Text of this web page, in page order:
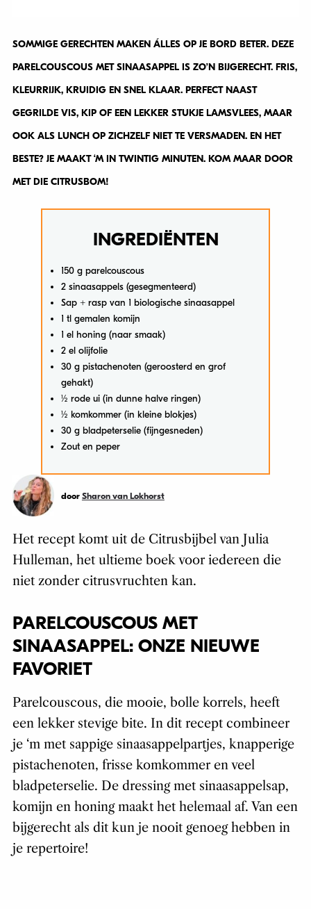
SOMMIGE GERECHTEN MAKEN ÁLLES OP JE BORD BETER. DEZE
PARELCOUSCOUS MET SINAASAPPEL IS ZO’N BIJGERECHT. FRIS,
KLEURRIJK, KRUIDIG EN SNEL KLAAR. PERFECT NAAST
GEGRILDE VIS, KIP OF EEN LEKKER STUKJE LAMSVLEES, MAAR
OOK ALS LUNCH OP ZICHZELF NIET TE VERSMADEN. EN HET
BESTE? JE MAAKT ‘M IN TWINTIG MINUTEN. KOM MAAR DOOR
MET DIE CITRUSBOM!
INGREDIËNTEN
150 g parelcouscous
2 sinaasappels (gesegmenteerd)
Sap + rasp van 1 biologische sinaasappel
1 tl gemalen komijn
1 el honing (naar smaak)
2 el olijfolie
30 g pistachenoten (geroosterd en grof
gehakt)
½ rode ui (in dunne halve ringen)
½ komkommer (in kleine blokjes)
30 g bladpeterselie (fijngesneden)
Zout en peper
door Sharon van Lokhorst
Het recept komt uit de Citrusbijbel van Julia
Hulleman, het ultieme boek voor iedereen die
niet zonder citrusvruchten kan.
PARELCOUSCOUS MET
SINAASAPPEL: ONZE NIEUWE
FAVORIET
Parelcouscous, die mooie, bolle korrels, heeft
een lekker stevige bite. In dit recept combineer
je ‘m met sappige sinaasappelpartjes, knapperige
pistachenoten, frisse komkommer en veel
bladpeterselie. De dressing met sinaasappelsap,
komijn en honing maakt het helemaal af. Van een
bijgerecht als dit kun je nooit genoeg hebben in
je repertoire!